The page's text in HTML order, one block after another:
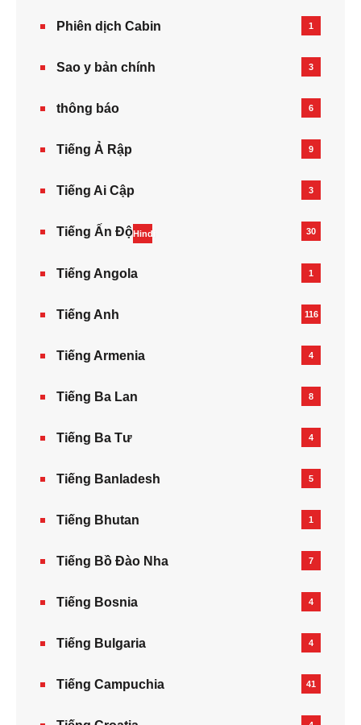
Phiên dịch Cabin 1
Sao y bản chính 3
thông báo 6
Tiếng Ả Rập 9
Tiếng Ai Cập 3
Tiếng Ấn ĐộHindi 30
Tiếng Angola 1
Tiếng Anh 116
Tiếng Armenia‎ 4
Tiếng Ba Lan 8
Tiếng Ba Tư 4
Tiếng Banladesh 5
Tiếng Bhutan 1
Tiếng Bồ Đào Nha 7
Tiếng Bosnia 4
Tiếng Bulgaria 4
Tiếng Campuchia 41